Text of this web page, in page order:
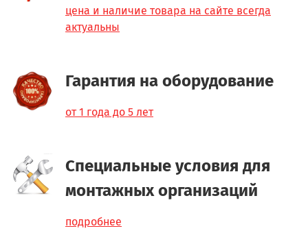
цена и наличие товара на сайте всегда
актуальны
Гарантия на оборудование
от 1 года до 5 лет
Специальные условия для
монтажных организаций
подробнее